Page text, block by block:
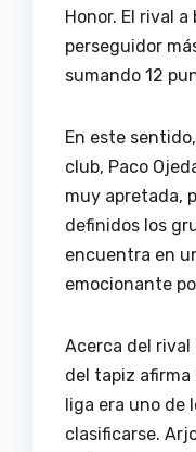
Honor. El rival
perseguidor
sumando 12
En este
club, Paco
muy apretada,
definidos los
encuentra en
emocionante
Acerca del
del tapiz afirma
liga era uno de
clasificarse.